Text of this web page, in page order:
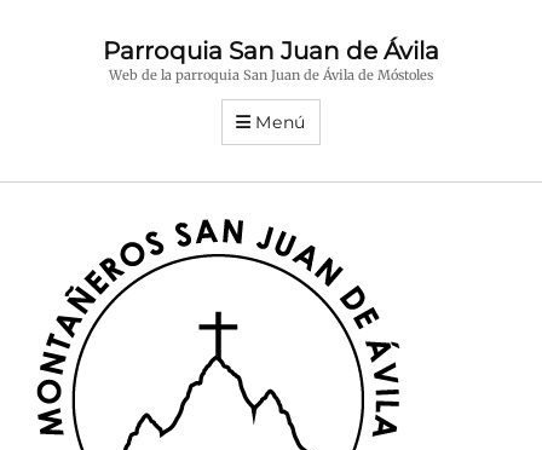
Parroquia San Juan de Ávila
Web de la parroquia San Juan de Ávila de Móstoles
Menú